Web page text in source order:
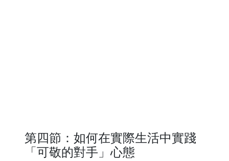
第四節：如何在實際生活中實踐
「可敬的對手」心態